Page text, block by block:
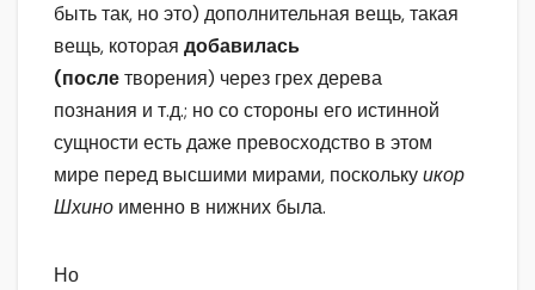
быть так, но это) дополнительная вещь, такая
вещь, которая добавилась
(послетворения) через грех дерева
познания и т.д.; но со стороны его истинной
сущности есть даже превосходство в этом
мире перед высшими мирами, посколькуикор
Шхино именно в нижних была.
Но